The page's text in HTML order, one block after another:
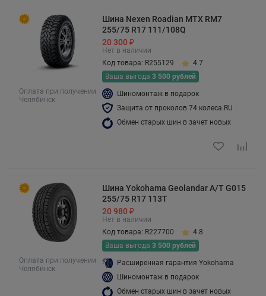
Оплата при получении
Челябинск
Шина Nexen Roadian MTX RM7
255/75 R17 111/108Q
20 300 ₽
Нет в наличии
Код товара: R255129
4.7
Ваша выгода 3 500 рублей
Шиномонтаж в подарок
Защита от проколов 74 колеса.RU
Обмен старых шин в зачет новых
Оплата при получении
Челябинск
Шина Yokohama Geolandar A/T G015
255/75 R17 113T
20 980 ₽
Нет в наличии
Код товара: R227700
4.8
Ваша выгода 3 500 рублей
Расширенная гарантия Yokohama
Шиномонтаж в подарок
Обмен старых шин в зачет новых